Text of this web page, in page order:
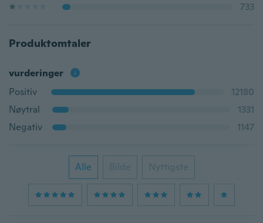
733
Produktomtaler
vurderinger
Positiv
12180
Nøytral
1331
Negativ
1147
Alle Bilde Nyttigste